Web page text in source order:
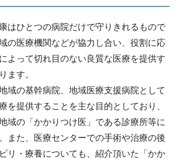
はひとつの病院だけで守りきれるもので
の医療機関などが協力し合い、役割に応
よって切れ目のない良質な医療を提供す
ます。
域の基幹病院、地域医療支援病院として
を提供することを主な目的としており、
域の「かかりつけ医」である診療所等に
また、医療センターでの手術や治療の後
リ・療養についても、紹介頂いた「かか